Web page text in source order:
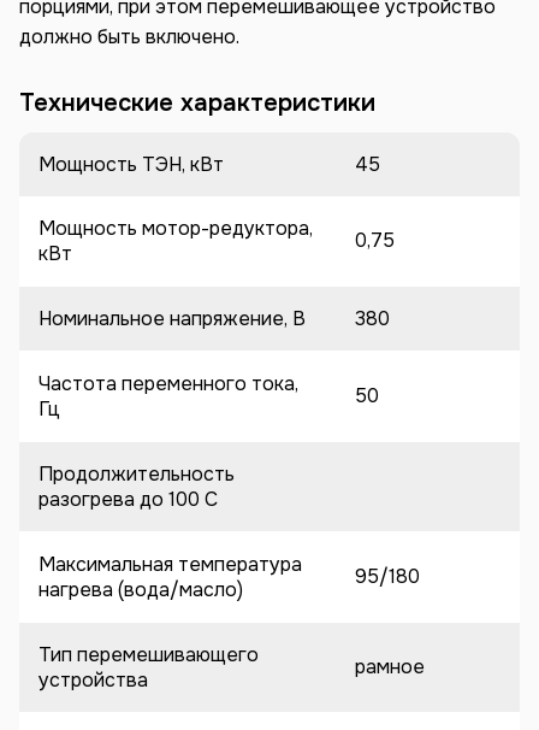
порциями, при этом перемешивающее устройство
должно быть включено.
Технические характеристики
Мощность ТЭН, кВт 45
Мощность мотор-редуктора,
кВт
0,75
Номинальное напряжение, В 380
Частота переменного тока,
Гц
50
Продолжительность
разогрева до 100 C
Максимальная температура
нагрева (вода/масло)
95/180
Тип перемешивающего
устройства
рамное